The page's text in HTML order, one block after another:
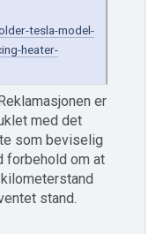
tesla-model-
heater-
er
med det
som beviselig
forbehold om at
stand.